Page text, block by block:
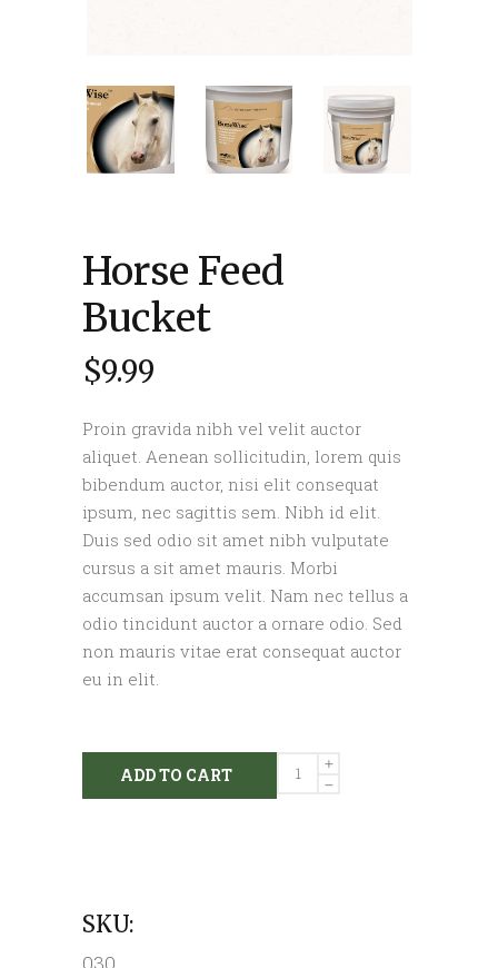
Horse Feed
Bucket
$9.99
Proin gravida nibh vel velit auctor
aliquet. Aenean sollicitudin, lorem quis
bibendum auctor, nisi elit consequat
ipsum, nec sagittis sem. Nibh id elit.
Duis sed odio sit amet nibh vulputate
cursus a sit amet mauris. Morbi
accumsan ipsum velit. Nam nec tellus a
odio tincidunt auctor a ornare odio. Sed
non mauris vitae erat consequat auctor
eu in elit.
Horse
ADD TO CART
SKU:
030